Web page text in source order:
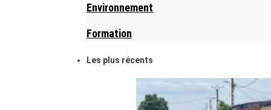
Environnement
Formation
Les plus récents